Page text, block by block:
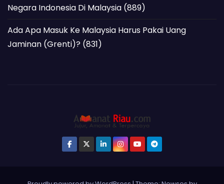
Negara Indonesia Di Malaysia (889)
Ada Apa Masuk Ke Malaysia Harus Pakai Uang
Jaminan (Grenti)? (831)